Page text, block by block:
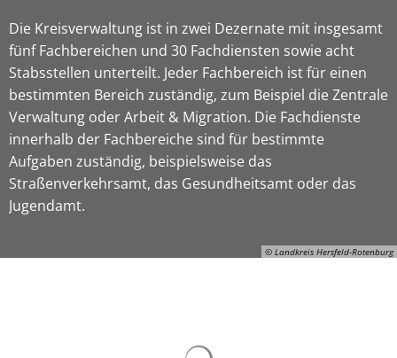
© Landkreis Hersfeld-Rotenburg
ON-Gerhard-Manns, © Landkreis Hersfeld-Rotenburg
Die Kreisverwaltung ist in zwei Dezernate mit insgesamt
fünf Fachbereichen und 30 Fachdiensten sowie acht
Stabsstellen unterteilt. Jeder Fachbereich ist für einen
bestimmten Bereich zuständig, zum Beispiel die Zentrale
Verwaltung oder Arbeit & Migration. Die Fachdienste
innerhalb der Fachbereiche sind für bestimmte
Aufgaben zuständig, beispielsweise das
Straßenverkehrsamt, das Gesundheitsamt oder das
Jugendamt.